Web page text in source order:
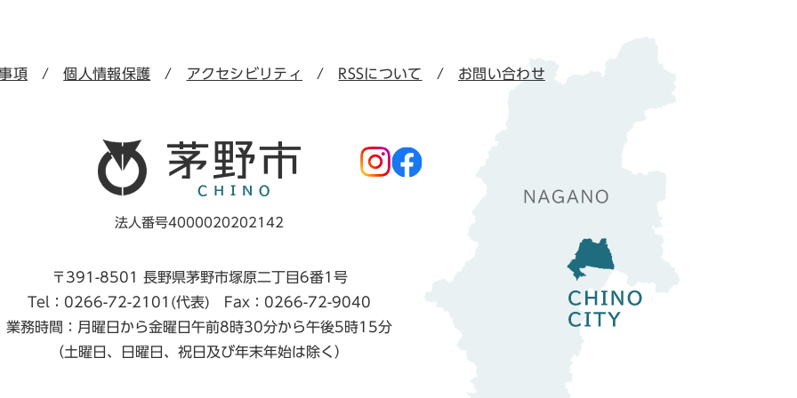
項 個人情報保護 アクセシビリティ RSSについて お問い合わせ
法人番号4000020202142
〒391-8501 長野県茅野市塚原二丁目6番1号
Tel：0266-72-2101(代表) Fax：0266-72-9040
業務時間：月曜日から金曜日午前8時30分から午後5時15分
（土曜日、日曜日、祝日及び年末年始は除く）